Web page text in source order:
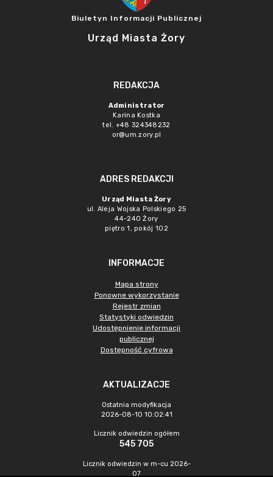
Biuletyn Informacji Publicznej
Urząd Miasta Żory
REDAKCJA
Administrator
Karina Kostka
tel. +48 324348232
or@um.zory.pl
ADRES REDAKCJI
Urząd Miasta Żory
ul. Aleja Wojska Polskiego 25
44-240 Żory
piętro 1, pokój 102
INFORMACJE
Mapa strony
Ponowne wykorzystanie
Rejestr zmian
Statystyki odwiedzin
Udostępnienie informacji
publicznej
Dostępność cyfrowa
AKTUALIZACJE
Ostatnia modyfikacja
2026-08-10 10:02:41
Licznik odwiedzin ogółem
545 705
Licznik odwiedzin w m-cu 2026-
07